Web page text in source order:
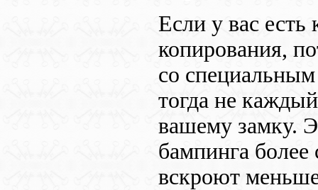
Если у вас
копирования,
со
тогда не
вашему замку.
бампинга
вскроют